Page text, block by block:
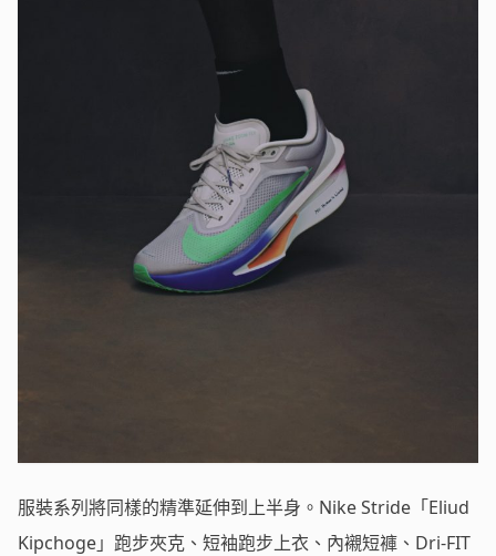
服裝系列將同樣的精準延伸到上半身。Nike Stride「Eliud
Kipchoge」跑步夾克、短袖跑步上衣、內襯短褲、Dri-FIT